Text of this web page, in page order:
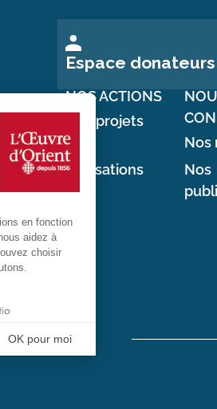
Espace donateurs
NOS ACTIONS
Nos projets
Nos
réalisations
Nos
Nos